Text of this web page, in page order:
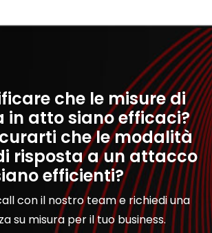
che le misure di
in atto siano efficaci?
che le modalità
risposta a un attacco
efficienti?
con il nostro team e richiedi una
su misura per il tuo business.